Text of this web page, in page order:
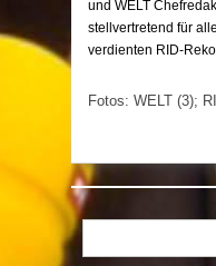
und WELT
stellvertretend für
verdienten RID-
Fotos: WELT (3);
Suchen